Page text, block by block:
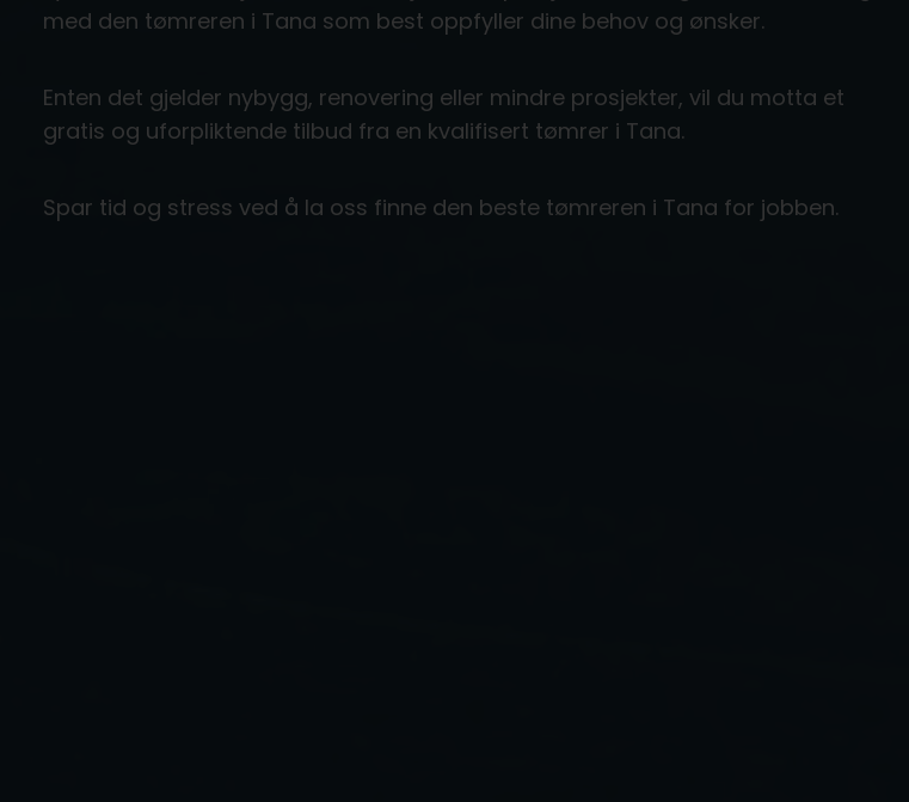
med den tømreren i Tana som best oppfyller dine behov og ønsker.
Enten det gjelder nybygg, renovering eller mindre prosjekter, vil du motta et
gratis og uforpliktende tilbud fra en kvalifisert tømrer i Tana.
Spar tid og stress ved å la oss finne den beste tømreren i Tana for jobben.